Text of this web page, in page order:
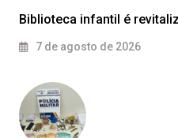
Biblioteca infantil é
7 de agosto de 2026